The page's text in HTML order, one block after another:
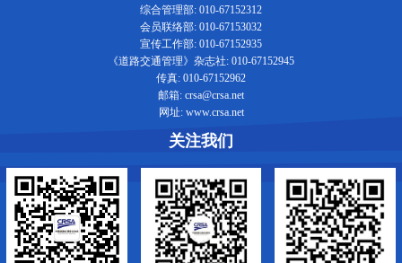
综合管理部: 010-67152312
会员联络部: 010-67153032
宣传工作部: 010-67152935
《道路交通管理》杂志社: 010-67152945
传真: 010-67152962
邮箱: crsa@crsa.net
网址: www.crsa.net
关注我们